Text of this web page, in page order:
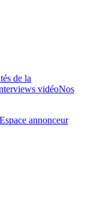
de la
vidéoNos
Espace annonceur